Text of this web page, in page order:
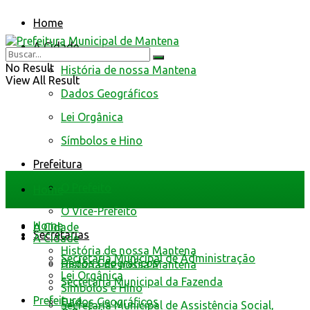
Home
A Cidade
História de nossa Mantena
Dados Geográficos
Lei Orgânica
Símbolos e Hino
Prefeitura
O Vice-Prefeito
Secretarias
Secretaria Municipal de Administração
Secretaria Municipal da Fazenda
Secretaria Municipal de Assistência Social,
No Result
View All Result
Home
A Cidade
História de nossa Mantena
Dados Geográficos
Home
A Cidade
História de nossa Mantena
Dados Geográficos
Lei Orgânica
Símbolos e Hino
Prefeitura